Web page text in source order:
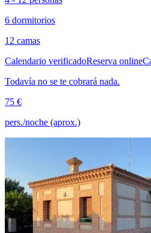
6 dormitorios
12 camas
Calendario verificadoReserva online
Todavía no se te cobrará nada.
75 €
pers./noche (aprox.)